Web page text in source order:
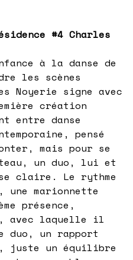
#4 Charles
à la danse de
les scènes
Noyerie signe avec
création
entre danse
pensé
mais pour se
un duo, lui et
claire. Le rythme
marionnette
présence,
avec laquelle il
duo, un rapport
juste un équilibre